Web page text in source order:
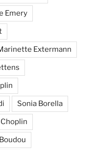
Emery
Extermann
Sonia Borella